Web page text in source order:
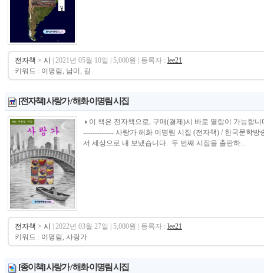
전자책 > 시 | 2021년 05월 10일 | 5,000원 | 등록자 : lee21
키워드 : 이명림, 남미, 길
[전자책] 사랑가 / 해화 이명림 시집
◑ 이 책은 전자책으로, 구매(결제)시 바로 열람이 가능합
------------- 사랑가 해화 이명림 시집 (전자책) / 한국문학
서 세상으로 내 보냈습니다. 두 번째 시집을 출판하...
전자책 > 시 | 2022년 03월 27일 | 5,000원 | 등록자 : lee21
키워드 : 이명림, 사랑가
[종이책] 사랑가 / 해화 이명림 시집